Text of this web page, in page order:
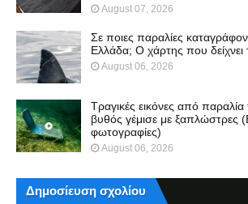
August 07, 2026
Σε ποιες παραλίες
Ελλάδα; Ο χάρτης που δείχνει
August 06, 2026
Τραγικές εικόνες από
βυθός γέμισε με ξαπλώστρες
φωτογραφίες)
August 06, 2026
Δημοσίευση σχολίου